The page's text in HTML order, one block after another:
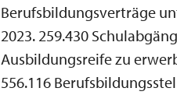
Berufsbildungsverträge
2023. 259.430
Ausbildungsreife zu
556.116